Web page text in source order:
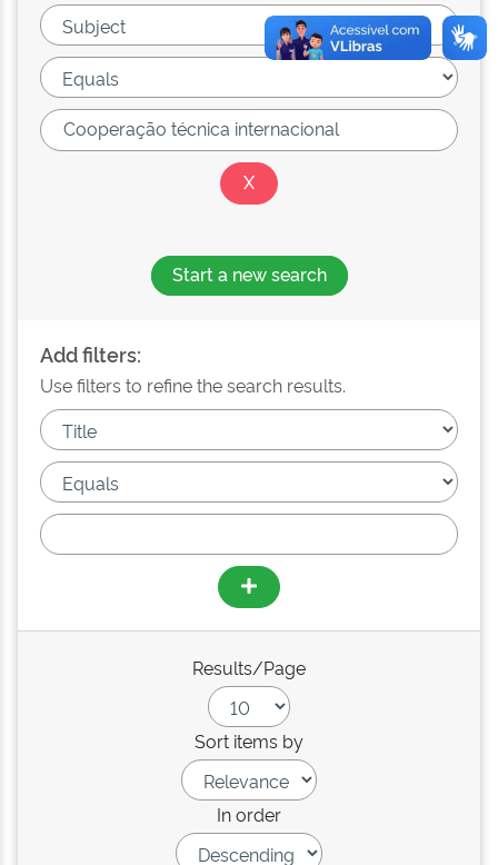
Start a new search
Add filters:
Use filters to refine the search results.
Results/Page
Sort items by
In order